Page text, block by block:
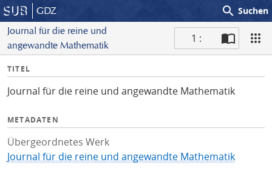
GDZ search Suchen
Journal für die reine und
angewandte Mathematik
1 :
I
f
TITEL
Journal für die reine und angewandte Mathematik
METADATEN
Übergeordnetes Werk
Journal für die reine und angewandte Mathematik